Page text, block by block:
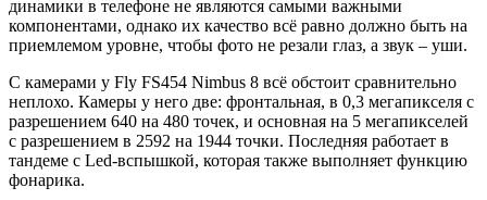
динамики в телефоне не являются самыми важными
компонентами, однако их качество всё равно должно быть на
приемлемом уровне, чтобы фото не резали глаз, а звук – уши.
С камерами у Fly FS454 Nimbus 8 всё обстоит сравнительно
неплохо. Камеры у него две: фронтальная, в 0,3 мегапикселя с
разрешением 640 на 480 точек, и основная на 5 мегапикселей
с разрешением в 2592 на 1944 точки. Последняя работает в
тандеме с Led-вспышкой, которая также выполняет функцию
фонарика.